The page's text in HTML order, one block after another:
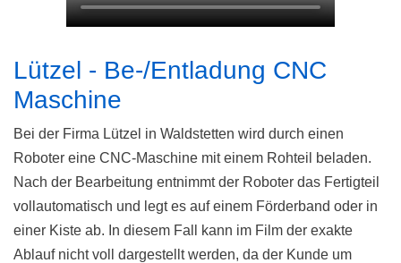
Lützel - Be-/Entladung CNC
Maschine
Bei der Firma Lützel in Waldstetten wird durch einen
Roboter eine CNC-Maschine mit einem Rohteil beladen.
Nach der Bearbeitung entnimmt der Roboter das Fertigteil
vollautomatisch und legt es auf einem Förderband oder in
einer Kiste ab. In diesem Fall kann im Film der exakte
Ablauf nicht voll dargestellt werden, da der Kunde um